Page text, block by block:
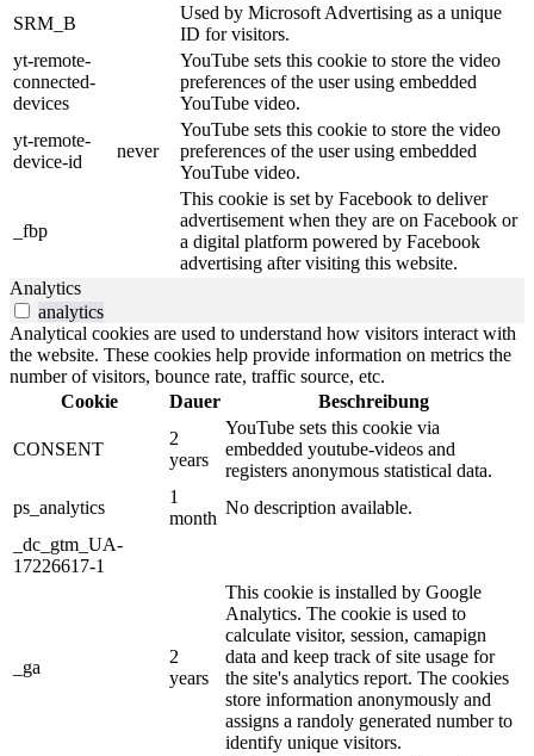
SRM_B
Used by Microsoft Advertising as a unique
ID for visitors.
yt-remote-
connected-
devices
YouTube sets this cookie to store the video
preferences of the user using embedded
YouTube video.
yt-remote-
device-id
never
YouTube sets this cookie to store the video
preferences of the user using embedded
YouTube video.
_fbp
This cookie is set by Facebook to deliver
advertisement when they are on Facebook or
a digital platform powered by Facebook
advertising after visiting this website.
Analytics
analytics
Analytical cookies are used to understand how visitors interact with
the website. These cookies help provide information on metrics the
number of visitors, bounce rate, traffic source, etc.
Cookie
Dauer Beschreibung
CONSENT
2
years
YouTube sets this cookie via
embedded youtube-videos and
registers anonymous statistical data.
ps_analytics
1
month
No description available.
_dc_gtm_UA-
17226617-1
_ga
2
years
This cookie is installed by Google
Analytics. The cookie is used to
calculate visitor, session, camapign
data and keep track of site usage for
the site's analytics report. The cookies
store information anonymously and
assigns a randoly generated number to
identify unique visitors.